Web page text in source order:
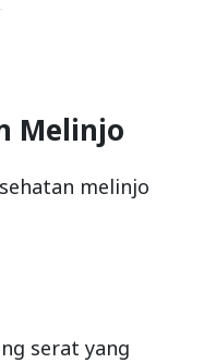
Melinjo
melinjo
serat yang